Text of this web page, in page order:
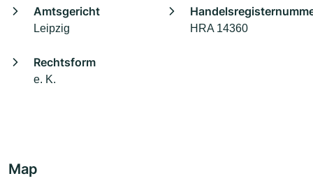
Amtsgericht
Leipzig HRA 14360
Rechtsform
e. K.
Map